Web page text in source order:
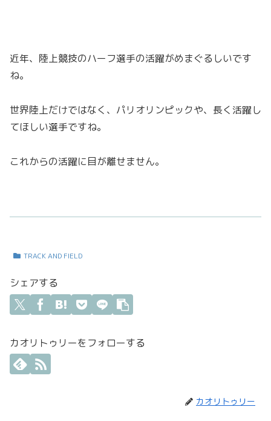
近年、陸上競技のハーフ選手の活躍がめまぐるしいです
ね。
世界陸上だけではなく、パリオリンピックや、長く活躍し
てほしい選手ですね。
これからの活躍に目が離せません。
TRACK AND FIELD
シェアする
カオリトゥリーをフォローする
カオリトゥリー